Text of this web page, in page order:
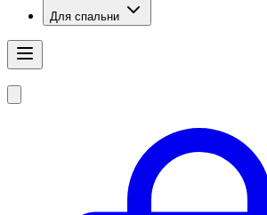
Для спальни